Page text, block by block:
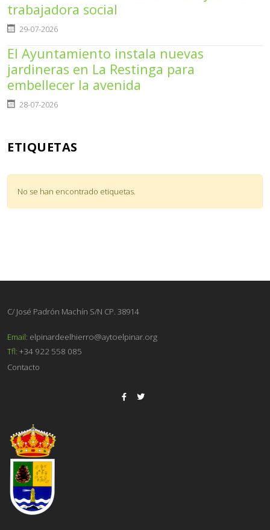
trabajadora social
Detalles
29-07-2026
El Ayuntamiento instala nuevas
jardineras en La Restinga para
embellecer la avenida
Detalles
28-07-2026
ETIQUETAS
No se han encontrado etiquetas.
C/ José Padrón Machín S/N CP. 38914
Email: elpinardeelhierro@aytoelpinar.org
Tfl: +34 922 558 085
Contacto